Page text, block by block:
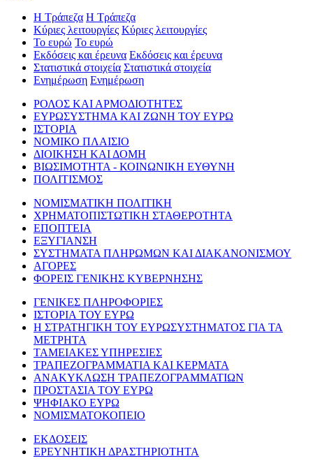
Η Τράπεζα Η Τράπεζα
Κύριες λειτουργίες Κύριες λειτουργίες
Το ευρώ Το ευρώ
Εκδόσεις και έρευνα Εκδόσεις και έρευνα
Στατιστικά στοιχεία Στατιστικά στοιχεία
Ενημέρωση Ενημέρωση
ΡΟΛΟΣ ΚΑΙ ΑΡΜΟΔΙΟΤΗΤΕΣ
ΕΥΡΩΣΥΣΤΗΜΑ ΚΑΙ ΖΩΝΗ ΤΟΥ ΕΥΡΩ
ΙΣΤΟΡΙΑ
ΝΟΜΙΚΟ ΠΛΑΙΣΙΟ
ΔΙΟΙΚΗΣΗ ΚΑΙ ΔΟΜΗ
ΒΙΩΣΙΜΟΤΗΤΑ - ΚΟΙΝΩΝΙΚΗ ΕΥΘΥΝΗ
ΠΟΛΙΤΙΣΜΟΣ
ΝΟΜΙΣΜΑΤΙΚΗ ΠΟΛΙΤΙΚΗ
ΧΡΗΜΑΤΟΠΙΣΤΩΤΙΚΗ ΣΤΑΘΕΡΟΤΗΤΑ
ΕΠΟΠΤΕΙΑ
ΕΞΥΓΙΑΝΣΗ
ΣΥΣΤΗΜΑΤΑ ΠΛΗΡΩΜΩΝ ΚΑΙ ΔΙΑΚΑΝΟΝΙΣΜΟΥ
ΑΓΟΡΕΣ
ΦΟΡΕΙΣ ΓΕΝΙΚΗΣ ΚΥΒΕΡΝΗΣΗΣ
ΓΕΝΙΚΕΣ ΠΛΗΡΟΦΟΡΙΕΣ
ΙΣΤΟΡΙΑ ΤΟΥ ΕΥΡΩ
Η ΣΤΡΑΤΗΓΙΚΗ ΤΟΥ ΕΥΡΩΣΥΣΤΗΜΑΤΟΣ ΓΙΑ ΤΑ
ΜΕΤΡΗΤΑ
ΤΑΜΕΙΑΚΕΣ ΥΠΗΡΕΣΙΕΣ
ΤΡΑΠΕΖΟΓΡΑΜΜΑΤΙΑ ΚΑΙ ΚΕΡΜΑΤΑ
ΑΝΑΚΥΚΛΩΣΗ ΤΡΑΠΕΖΟΓΡΑΜΜΑΤΙΩΝ
ΠΡΟΣΤΑΣΙΑ ΤΟΥ ΕΥΡΩ
ΨΗΦΙΑΚΟ ΕΥΡΩ
ΝΟΜΙΣΜΑΤΟΚΟΠΕΙΟ
ΕΚΔΟΣΕΙΣ
ΕΡΕΥΝΗΤΙΚΗ ΔΡΑΣΤΗΡΙΟΤΗΤΑ